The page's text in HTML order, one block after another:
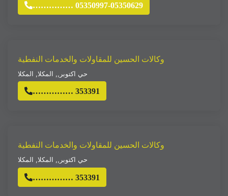
…………… 05350997-05350629
وكالات الحسين للمقاولات والخدمات النفطية
حي اكتوبر,, المكلا, المكلا
…………… 353391
وكالات الحسين للمقاولات والخدمات النفطية
حي اكتوبر,, المكلا, المكلا
…………… 353391